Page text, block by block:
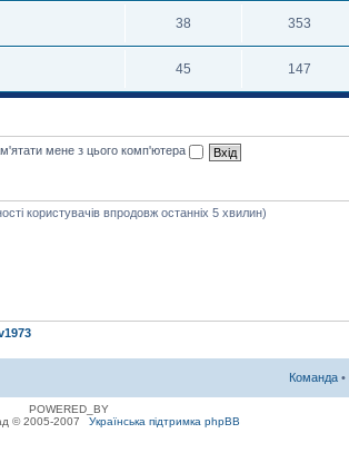
38 353
45 147
мене з цього комп'ютера
користувачів впродовж останніх 5 хвилин)
Команда •
POWERED_BY
© 2005-2007
Українська підтримка phpBB